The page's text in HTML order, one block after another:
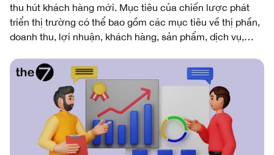
thu hút khách hàng mới. Mục tiêu của chiến lược phát
triển thị trường có thể bao gồm các mục tiêu về thị phần,
doanh thu, lợi nhuận, khách hàng, sản phẩm, dịch vụ,…